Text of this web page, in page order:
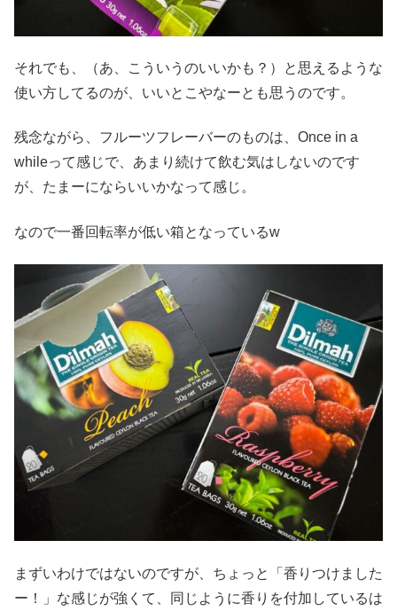
それでも、（あ、こういうのいいかも？）と思えるような
使い方してるのが、いいとこやなーとも思うのです。
残念ながら、フルーツフレーバーのものは、Once in a
whileって感じで、あまり続けて飲む気はしないのです
が、たまーにならいいかなって感じ。
なので一番回転率が低い箱となっているw
まずいわけではないのですが、ちょっと「香りつけました
ー！」な感じが強くて、同じように香りを付加しているは